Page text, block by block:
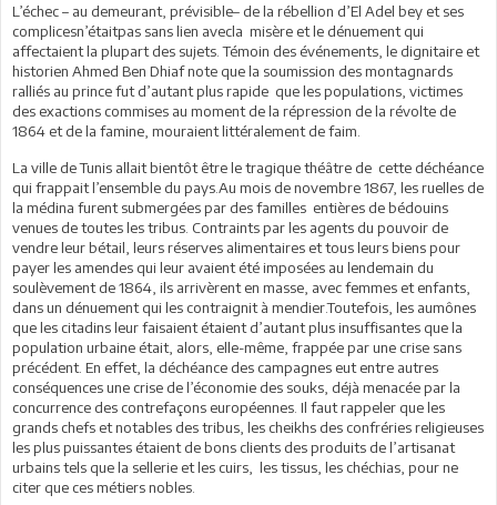
L’échec – au demeurant, prévisible– de la rébellion d’El Adel bey et ses
complicesn’étaitpas sans lien avecla misère et le dénuement qui
affectaient la plupart des sujets. Témoin des événements, le dignitaire et
historien Ahmed Ben Dhiaf note que la soumission des montagnards
ralliés au prince fut d’autant plus rapide que les populations, victimes
des exactions commises au moment de la répression de la révolte de
1864 et de la famine, mouraient littéralement de faim.
La ville de Tunis allait bientôt être le tragique théâtre de cette déchéance
qui frappait l’ensemble du pays.Au mois de novembre 1867, les ruelles de
la médina furent submergées par des familles entières de bédouins
venues de toutes les tribus. Contraints par les agents du pouvoir de
vendre leur bétail, leurs réserves alimentaires et tous leurs biens pour
payer les amendes qui leur avaient été imposées au lendemain du
soulèvement de 1864, ils arrivèrent en masse, avec femmes et enfants,
dans un dénuement qui les contraignit à mendier.Toutefois, les aumônes
que les citadins leur faisaient étaient d’autant plus insuffisantes que la
population urbaine était, alors, elle-même, frappée par une crise sans
précédent. En effet, la déchéance des campagnes eut entre autres
conséquences une crise de l’économie des souks, déjà menacée par la
concurrence des contrefaçons européennes. Il faut rappeler que les
grands chefs et notables des tribus, les cheikhs des confréries religieuses
les plus puissantes étaient de bons clients des produits de l’artisanat
urbains tels que la sellerie et les cuirs, les tissus, les chéchias, pour ne
citer que ces métiers nobles.